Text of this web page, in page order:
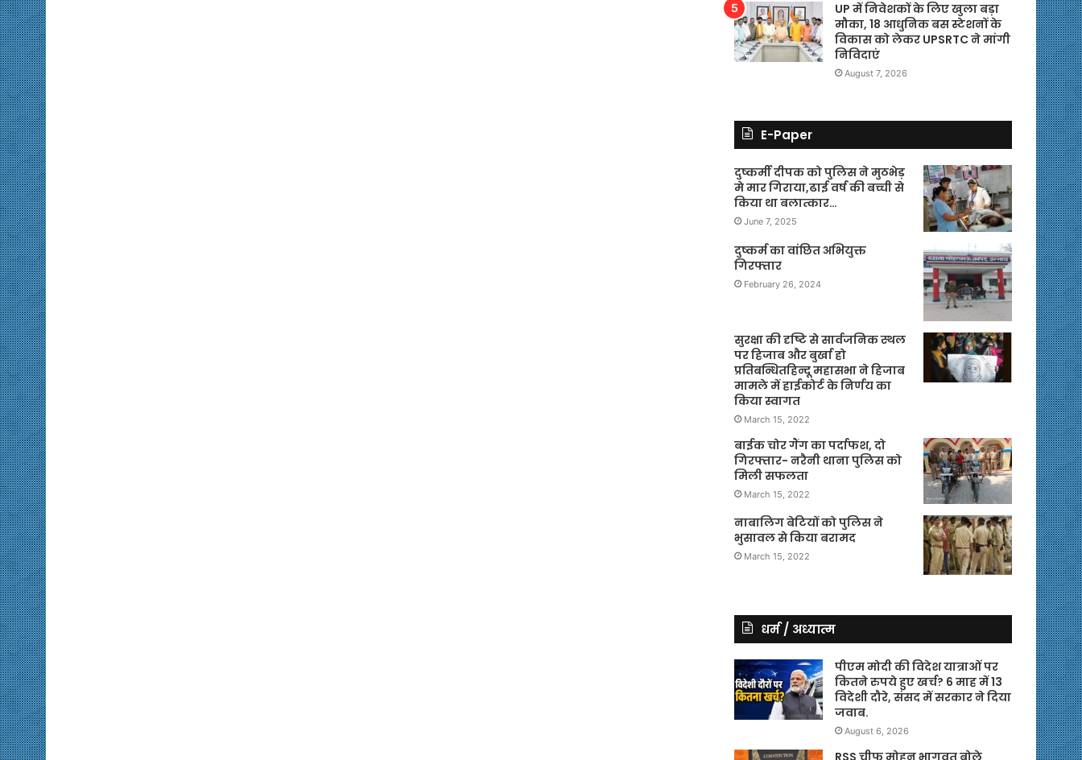
UP में निवेशकों के लिए खुला बड़ा
मौका, 18 आधुनिक बस स्टेशनों के
विकास को लेकर UPSRTC ने मांगी
निविदाएं
August 7, 2026
E-Paper
दुष्कर्मी दीपक को पुलिस ने मुठभेड़
मे मार गिराया,ढाई वर्ष की बच्ची से
किया था बलात्कार…
June 7, 2025
दुष्कर्म का वांछित अभियुक्त
गिरफ्तार
February 26, 2024
सुरक्षा की दृष्टि से सार्वजनिक स्थल
पर हिजाब और बुर्खा हो
प्रतिबन्धितहिन्दू महासभा ने हिजाब
मामले में हाईकोर्ट के निर्णय का
किया स्वागत
March 15, 2022
बाईक चोर गैंग का पर्दाफश, दो
गिरफ्तार- नरैनी थाना पुलिस को
मिली सफलता
March 15, 2022
नाबालिग बेटियों को पुलिस ने
भुसावल से किया बरामद
March 15, 2022
धर्म / अध्यात्म
पीएम मोदी की विदेश यात्राओं पर
कितने रुपये हुए खर्च? 6 माह में 13
विदेशी दौरे, संसद में सरकार ने दिया
जवाब.
August 6, 2026
RSS चीफ मोहन भागवत बोले